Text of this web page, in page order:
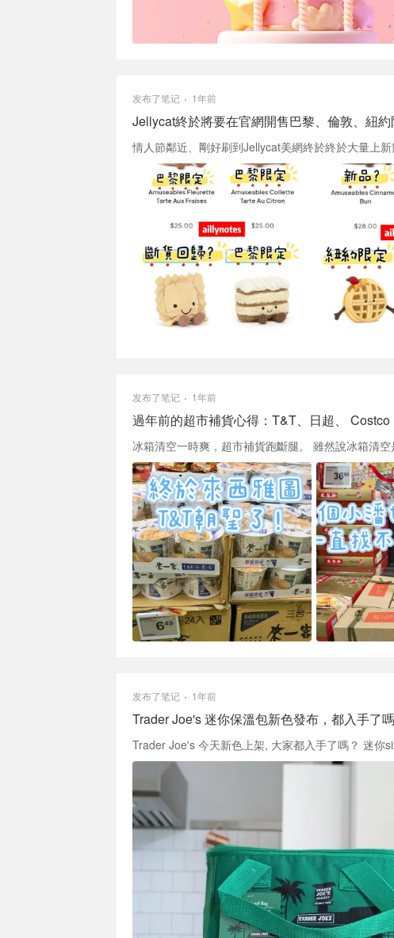
发布了笔记 1年前
Jellycat終於將要在官網開售巴黎、倫敦、紐約
发布了笔记 1年前
過年前的超市補貨心得：T&T、日超、 Costco
发布了笔记 1年前
Trader Joe's 迷你保溫包新色發布，都入手了
Trader Joe's 今天新色上架, 大家都入手了嗎？ 迷你